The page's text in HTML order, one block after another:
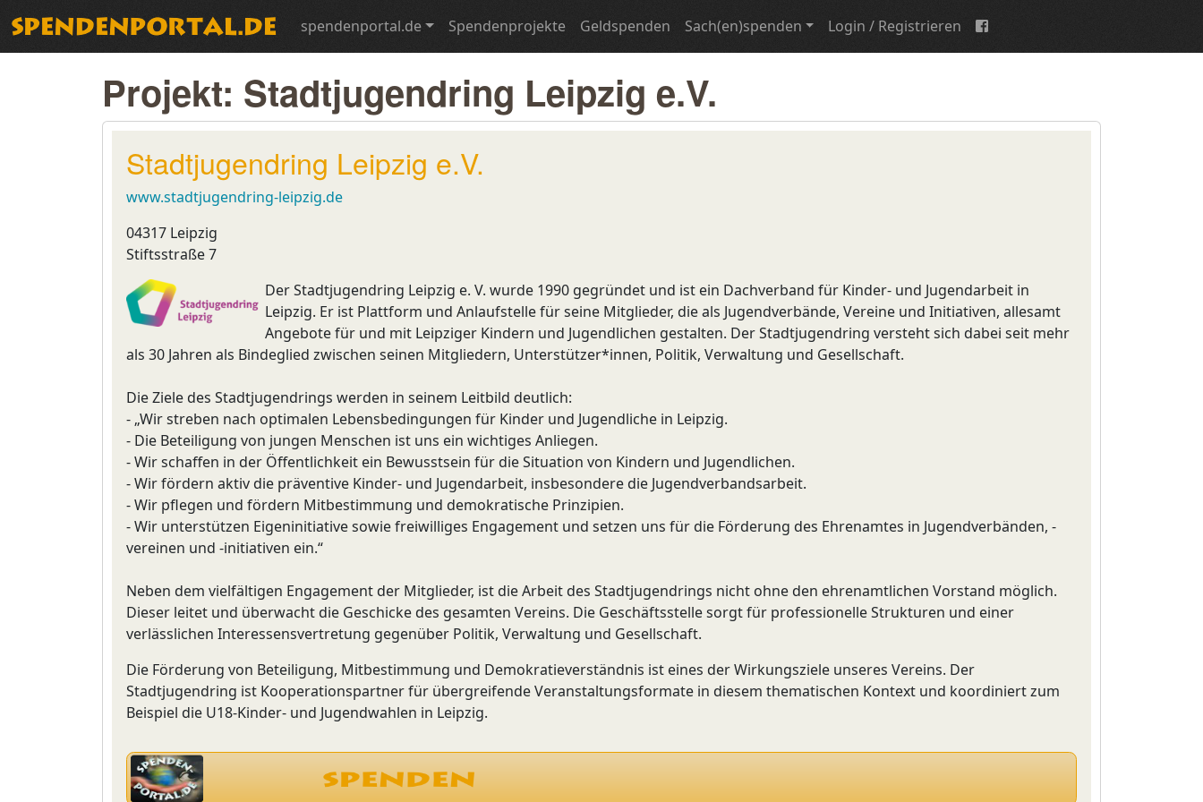
spendenportal.de Spendenprojekte Geldspenden Sach(en)spenden Login / Registrieren
Projekt: Stadtjugendring Leipzig e.V.
Stadtjugendring Leipzig e.V.
www.stadtjugendring-leipzig.de
04317 Leipzig
Stiftsstraße 7
Der Stadtjugendring Leipzig e. V. wurde 1990 gegründet und ist ein Dachverband für Kinder- und Jugendarbeit in
Leipzig. Er ist Plattform und Anlaufstelle für seine Mitglieder, die als Jugendverbände, Vereine und Initiativen, allesamt
Angebote für und mit Leipziger Kindern und Jugendlichen gestalten. Der Stadtjugendring versteht sich dabei seit mehr
als 30 Jahren als Bindeglied zwischen seinen Mitgliedern, Unterstützer*innen, Politik, Verwaltung und Gesellschaft.
Die Ziele des Stadtjugendrings werden in seinem Leitbild deutlich:
- „Wir streben nach optimalen Lebensbedingungen für Kinder und Jugendliche in Leipzig.
- Die Beteiligung von jungen Menschen ist uns ein wichtiges Anliegen.
- Wir schaffen in der Öffentlichkeit ein Bewusstsein für die Situation von Kindern und Jugendlichen.
- Wir fördern aktiv die präventive Kinder- und Jugendarbeit, insbesondere die Jugendverbandsarbeit.
- Wir pflegen und fördern Mitbestimmung und demokratische Prinzipien.
- Wir unterstützen Eigeninitiative sowie freiwilliges Engagement und setzen uns für die Förderung des Ehrenamtes in Jugendverbänden, -
vereinen und -initiativen ein.“
Neben dem vielfältigen Engagement der Mitglieder, ist die Arbeit des Stadtjugendrings nicht ohne den ehrenamtlichen Vorstand möglich.
Dieser leitet und überwacht die Geschicke des gesamten Vereins. Die Geschäftsstelle sorgt für professionelle Strukturen und einer
verlässlichen Interessensvertretung gegenüber Politik, Verwaltung und Gesellschaft.
Die Förderung von Beteiligung, Mitbestimmung und Demokratieverständnis ist eines der Wirkungsziele unseres Vereins. Der
Stadtjugendring ist Kooperationspartner für übergreifende Veranstaltungsformate in diesem thematischen Kontext und koordiniert zum
Beispiel die U18-Kinder- und Jugendwahlen in Leipzig.